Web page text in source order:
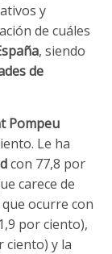
y
de cuáles
, siendo
de
Pompeu
Le ha
con 77,8 por
carece de
ocurre con
por ciento),
ciento) y la